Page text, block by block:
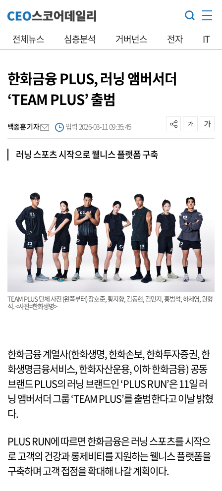
전체뉴스 심층분석 거버넌스 전자 IT
한화금융 PLUS, 러닝 앰버서더
‘TEAM PLUS’ 출범
백종훈 기자 입력 2026-03-11 09:35:45
러닝 스포츠 시작으로 웰니스 플랫폼 구축
TEAM PLUS 단체 사진 (왼쪽부터) 장호준, 황지향, 김동현, 김민지, 홍범석, 하제영, 원형
석. <사진=한화생명>
한화금융 계열사(한화생명, 한화손보, 한화투자증권, 한
화생명금융서비스, 한화자산운용, 이하 한화금융) 공동
브랜드 PLUS의 러닝 브랜드인 ‘PLUS RUN’은 11일 러
닝 앰버서더 그룹 ‘TEAM PLUS’를 출범한다고 이날 밝혔
다.
PLUS RUN에 따르면 한화금융은 러닝 스포츠를 시작으
로 고객의 건강과 롱제비티를 지원하는 웰니스 플랫폼을
구축하며 고객 접점을 확대해 나갈 계획이다.